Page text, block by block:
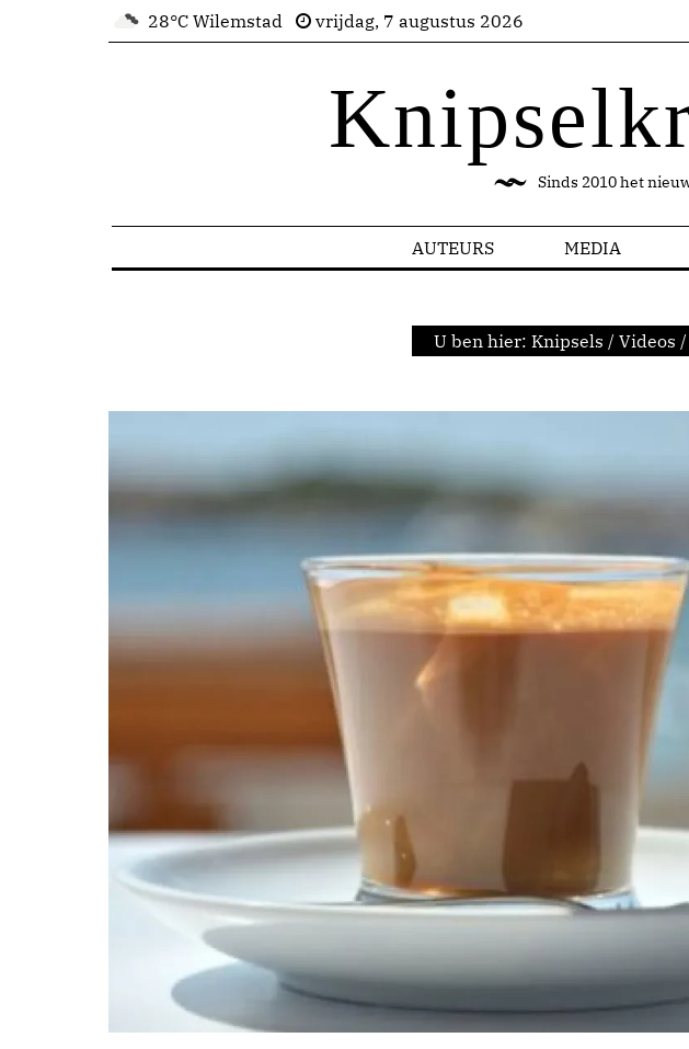
28°C Wilemstad vrijdag, 7 augustus 2026
Sinds 2010 het
AUTEURS MEDIA
U ben hier: Knipsels / Videos /